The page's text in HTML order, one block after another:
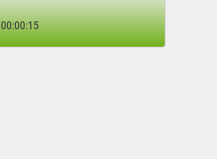
unbedingt sehr gutes
und kleine Kinder sollten